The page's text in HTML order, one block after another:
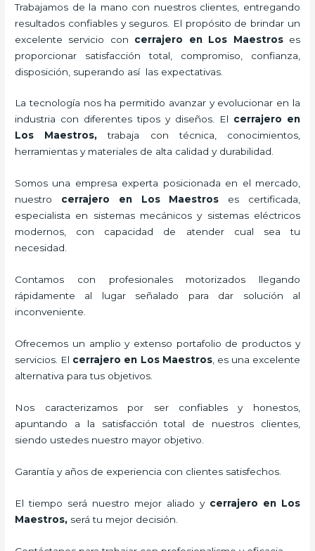
Trabajamos de la mano con nuestros clientes, entregando
resultados confiables y seguros. El propósito de brindar un
excelente servicio con cerrajero en Los Maestroses
proporcionar satisfacción total, compromiso, confianza,
disposición, superando así las expectativas.
La tecnología nos ha permitido avanzar y evolucionar en la
industria con diferentes tipos y diseños. El cerrajero en
Los Maestros,trabaja con técnica, conocimientos,
herramientas y materiales de alta calidad y durabilidad.
Somos una empresa experta posicionada en el mercado,
nuestro cerrajero en Los Maestros es certificada,
especialista en sistemas mecánicos y sistemas eléctricos
modernos, con capacidad de atender cual sea tu
necesidad.
Contamos con profesionales motorizados llegando
rápidamente al lugar señalado para dar solución al
inconveniente.
Ofrecemos un amplio y extenso portafolio de productos y
servicios. El cerrajero en Los Maestros, es una excelente
alternativa para tus objetivos.
Nos caracterizamos por ser confiables y honestos,
apuntando a la satisfacción total de nuestros clientes,
siendo ustedes nuestro mayor objetivo.
Garantía y años de experiencia con clientes satisfechos.
El tiempo será nuestro mejor aliado y cerrajero en Los
Maestros, será tu mejor decisión.